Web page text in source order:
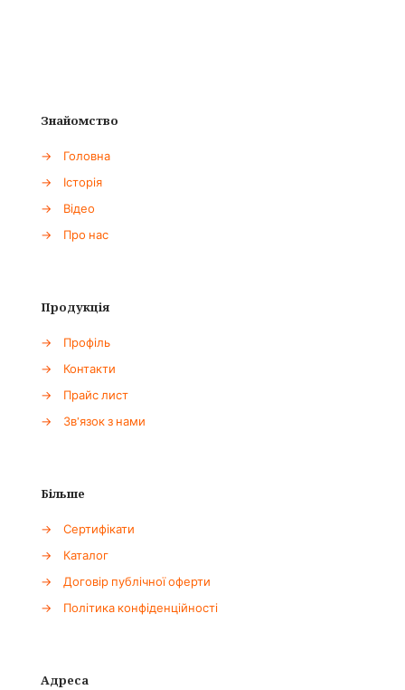
Знайомство
→
Головна
→
Історія
→
Відео
→
Про нас
Продукція
→
Профіль
→
Контакти
→
Прайс лист
→
Зв'язок з нами
Більше
→
Сертифікати
→
Каталог
→
Договір публічної оферти
→
Політика конфіденційності
Адреса